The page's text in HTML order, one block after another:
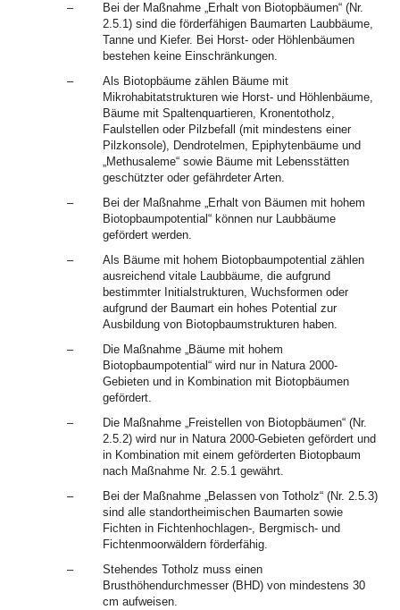
–
Bei der Maßnahme „Erhalt von Biotopbäumen“ (Nr.
2.5.1) sind die förderfähigen Baumarten Laubbäume,
Tanne und Kiefer. Bei Horst- oder Höhlenbäumen
bestehen keine Einschränkungen.
–
Als Biotopbäume zählen Bäume mit
Mikrohabitatstrukturen wie Horst- und Höhlenbäume,
Bäume mit Spaltenquartieren, Kronentotholz,
Faulstellen oder Pilzbefall (mit mindestens einer
Pilzkonsole), Dendrotelmen, Epiphytenbäume und
„Methusaleme“ sowie Bäume mit Lebensstätten
geschützter oder gefährdeter Arten.
–
Bei der Maßnahme „Erhalt von Bäumen mit hohem
Biotopbaumpotential“ können nur Laubbäume
gefördert werden.
–
Als Bäume mit hohem Biotopbaumpotential zählen
ausreichend vitale Laubbäume, die aufgrund
bestimmter Initialstrukturen, Wuchsformen oder
aufgrund der Baumart ein hohes Potential zur
Ausbildung von Biotopbaumstrukturen haben.
–
Die Maßnahme „Bäume mit hohem
Biotopbaumpotential“ wird nur in Natura 2000-
Gebieten und in Kombination mit Biotopbäumen
gefördert.
–
Die Maßnahme „Freistellen von Biotopbäumen“ (Nr.
2.5.2) wird nur in Natura 2000-Gebieten gefördert und
in Kombination mit einem geförderten Biotopbaum
nach Maßnahme Nr. 2.5.1 gewährt.
–
Bei der Maßnahme „Belassen von Totholz“ (Nr. 2.5.3)
sind alle standortheimischen Baumarten sowie
Fichten in Fichtenhochlagen-, Bergmisch- und
Fichtenmoorwäldern förderfähig.
–
Stehendes Totholz muss einen
Brusthöhendurchmesser (BHD) von mindestens 30
cm aufweisen.